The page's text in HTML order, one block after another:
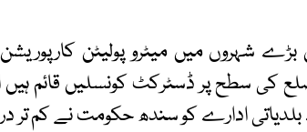
شہروں میں میٹرو پولیٹن کارپوریشن،
ضلع کی سطح پر ڈسٹرکٹ کونسلیں
ادارے کو سندھ حکومت نے کم تر